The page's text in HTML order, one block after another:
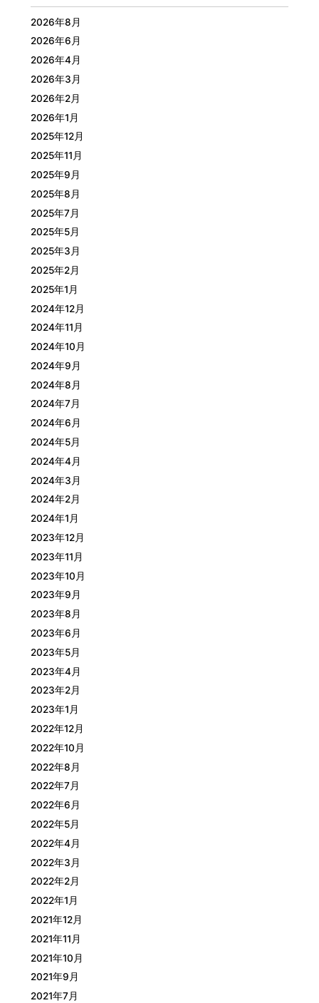
2026年8月
2026年6月
2026年4月
2026年3月
2026年2月
2026年1月
2025年12月
2025年11月
2025年9月
2025年8月
2025年7月
2025年5月
2025年3月
2025年2月
2025年1月
2024年12月
2024年11月
2024年10月
2024年9月
2024年8月
2024年7月
2024年6月
2024年5月
2024年4月
2024年3月
2024年2月
2024年1月
2023年12月
2023年11月
2023年10月
2023年9月
2023年8月
2023年6月
2023年5月
2023年4月
2023年2月
2023年1月
2022年12月
2022年10月
2022年8月
2022年7月
2022年6月
2022年5月
2022年4月
2022年3月
2022年2月
2022年1月
2021年12月
2021年11月
2021年10月
2021年9月
2021年7月